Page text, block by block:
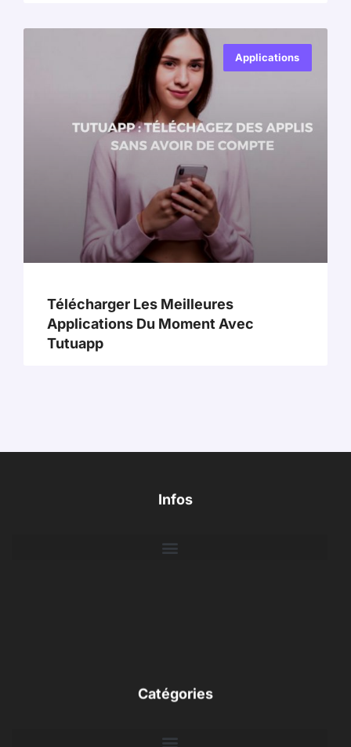
Applications
Télécharger Les Meilleures
Applications Du Moment Avec
Tutuapp
Infos
Catégories